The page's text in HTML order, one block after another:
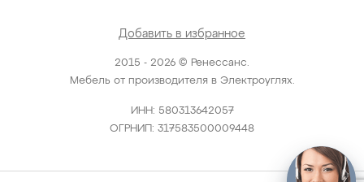
2015 - 2026 © Ренессанс.
Мебель от производителя в Электроуглях.
ИНН: 580313642057
ОГРНИП: 317583500009448
Добавить в избранное